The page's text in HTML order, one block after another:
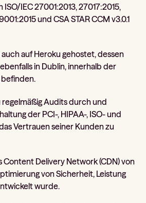
IEC 27001:2013, 27017:2015,
und CSA STAR CCM v3.0.1
auf Heroku gehostet, dessen
in Dublin, innerhalb der
befinden.
Audits durch und
der PCI-, HIPAA-, ISO- und
Vertrauen seiner Kunden zu
Content Delivery Network (CDN) von
von Sicherheit, Leistung
wurde.